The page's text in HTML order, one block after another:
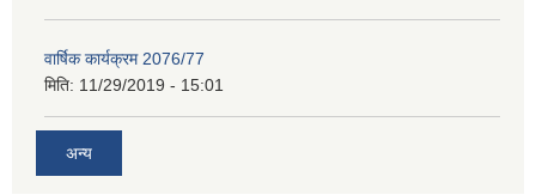
वार्षिक कार्यक्रम 2076/77
मिति: 11/29/2019 - 15:01
अन्य